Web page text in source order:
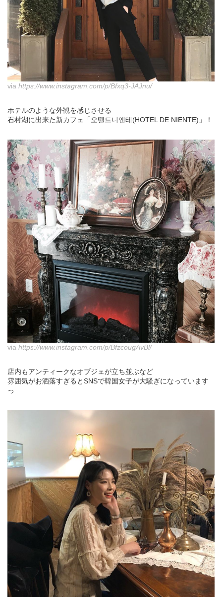
via https://www.instagram.com/p/Bfxq3-JAJnu/
ホテルのような外観を感じさせる
石村湖に出来た新カフェ「오뗄드니엔테(HOTEL DE NIENTE)」！
via https://www.instagram.com/p/BfzcougAvBl/
店内もアンティークなオブジェが立ち並ぶなど
雰囲気がお洒落すぎるとSNSで韓国女子が大騒ぎになっています
っ